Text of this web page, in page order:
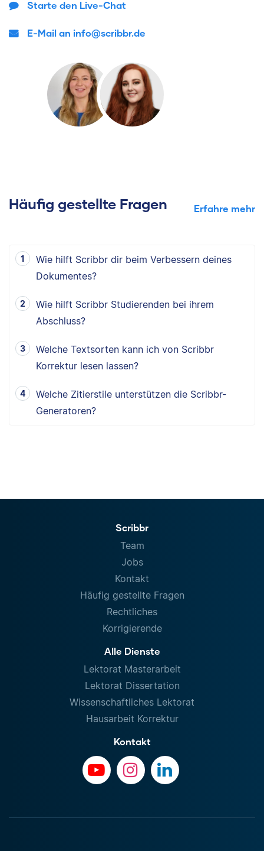
Starte den Live-Chat
E-Mail an info@scribbr.de
Häufig gestellte Fragen Erfahre mehr
Wie hilft Scribbr dir beim Verbessern deines
Dokumentes?
Wie hilft Scribbr Studierenden bei ihrem
Abschluss?
Welche Textsorten kann ich von Scribbr
Korrektur lesen lassen?
Welche Zitierstile unterstützen die Scribbr-
Generatoren?
Scribbr
Team
Jobs
Kontakt
Häufig gestellte Fragen
Rechtliches
Korrigierende
Alle Dienste
Lektorat Masterarbeit
Lektorat Dissertation
Wissenschaftliches Lektorat
Hausarbeit Korrektur
Kontakt